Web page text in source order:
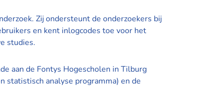
Zij ondersteunt de onderzoekers bij
en kent inlogcodes toe voor het
studies.
aan de Fontys Hogescholen in Tilburg
statistisch analyse programma) en de